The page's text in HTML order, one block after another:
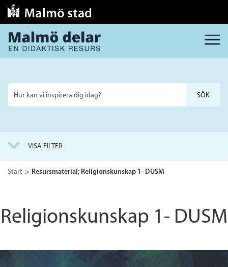
MENY
Sök
på
VISA FILTER
Start Resursmaterial; Religionskunskap 1- DUSM
Religionskunskap 1- DUSM